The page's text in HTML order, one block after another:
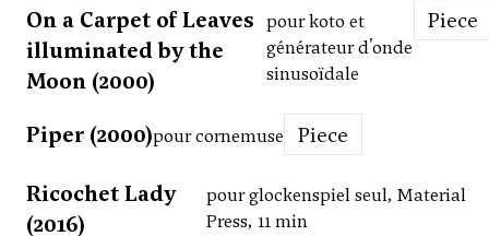
On a Carpet of Leaves
illuminated by the
Moon (2000)
pour koto et
générateur d'onde
sinusoïdale
Piece
Piper (2000)pour cornemuse Piece
Ricochet Lady
(2016)
pour glockenspiel seul, Material
Press, 11 min